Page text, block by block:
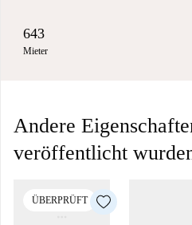
643
Mieter
Andere
veröffentlicht
ÜBERPRÜFT